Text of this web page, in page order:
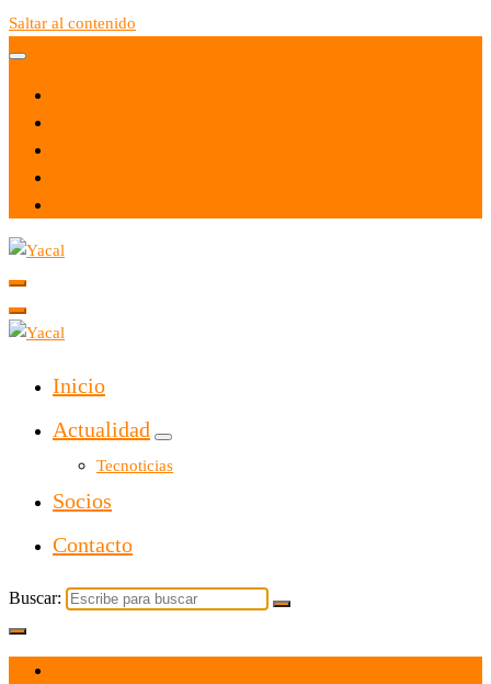
Saltar al contenido
Yacal micro hosting
Inicio
Actualidad
Tecnoticias
Socios
Contacto
Buscar: